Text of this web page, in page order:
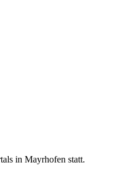
in Mayrhofen statt.